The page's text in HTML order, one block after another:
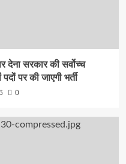
देना सरकार की सर्वोच्च
पर की जाएगी भर्ती
0